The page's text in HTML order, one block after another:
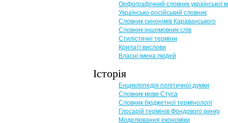
Орфографічний словник української
Українсько-російський словник
Словник синонімів Караванського
Словник іншомовник слів
Стилістичні терміни
Крилаті вислови
Власні імена людей
Історія
Енциклопедія політичної думки
Словник мови Стуса
Словник бюджетної термінології
Глосарій термінів Фондового ринку
Моделювання економіки